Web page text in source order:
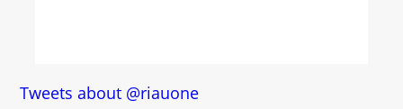
Tweets about @riauone